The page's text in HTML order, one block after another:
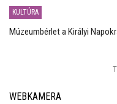
KULTÚRA
Múzeumbérlet a Királyi
WEBKAMERA